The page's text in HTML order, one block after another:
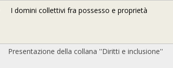
I domini collettivi fra possesso e proprietà
Presentazione della collana ''Diritti e inclusione''